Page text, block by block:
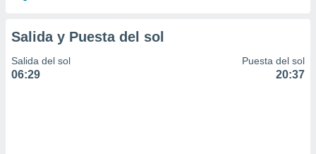
Salida y Puesta del sol
Salida del sol
06:29
Puesta del sol
20:37